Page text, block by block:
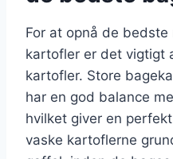
For at opnå de
kartofler er det vigtigt
kartofler. Store
har en god balance
hvilket giver en
vaske kartoflerne